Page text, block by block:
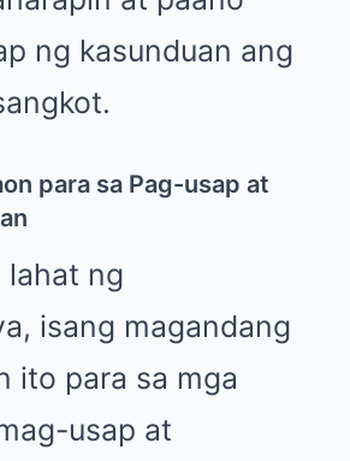
ng kasunduan ang
para sa Pag-usap at
lahat ng
isang magandang
ito para sa mga
usap at